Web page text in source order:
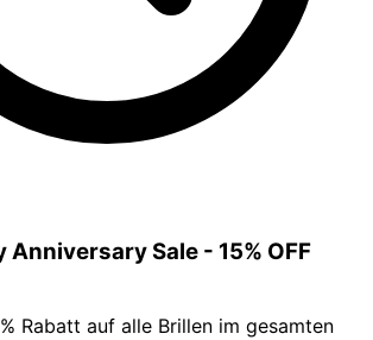
Anniversary Sale - 15% OFF
Rabatt auf alle Brillen im gesamten